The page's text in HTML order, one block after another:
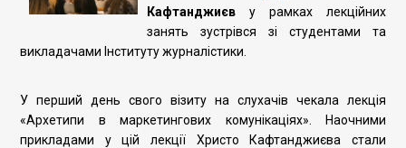
Кафтанджиєв у рамках лекційних
занять зустрівся зі студентами та
викладачами Інституту журналістики.
У перший день свого візиту на слухачів чекала лекція
«Архетипи в маркетингових комунікаціях». Наочними
прикладами у цій лекції Христо Кафтанджиєва стали